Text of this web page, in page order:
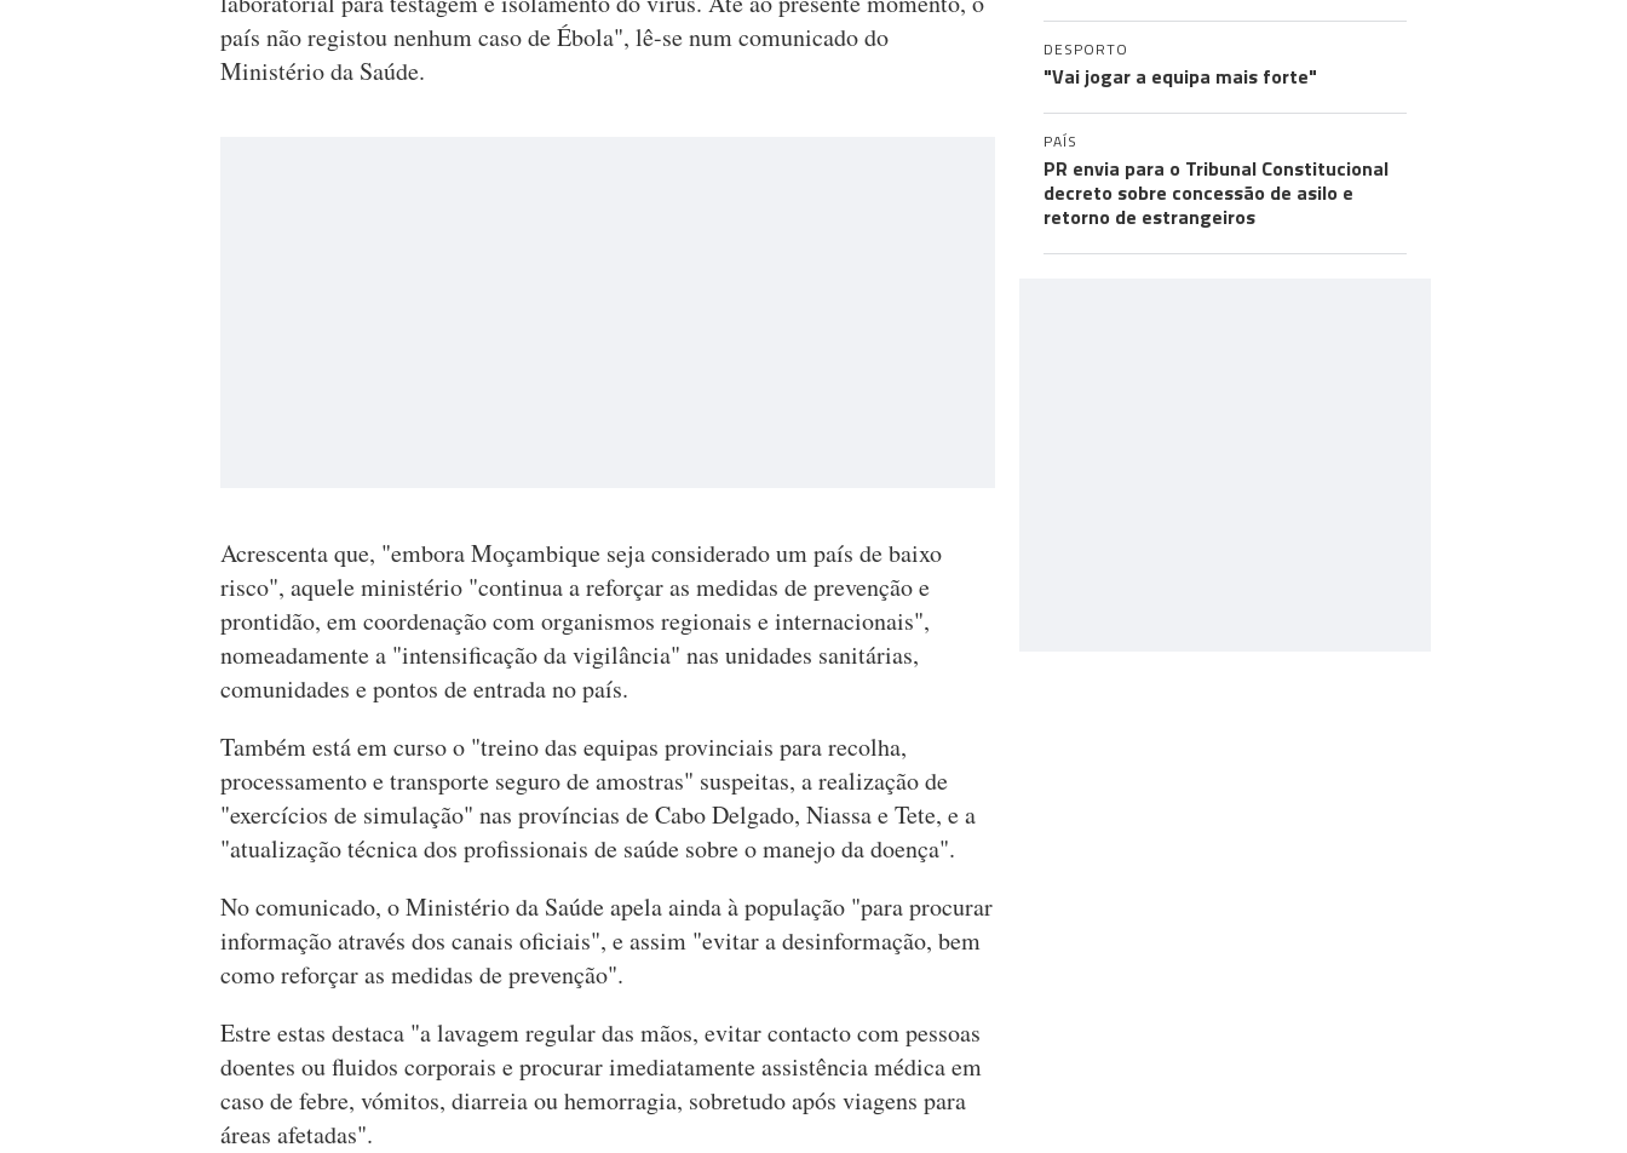
país não registou nenhum caso de Ébola", lê-se num comunicado do
Ministério da Saúde.
Acrescenta que, "embora Moçambique seja considerado um país de baixo
risco", aquele ministério "continua a reforçar as medidas de prevenção e
prontidão, em coordenação com organismos regionais e internacionais",
nomeadamente a "intensificação da vigilância" nas unidades sanitárias,
comunidades e pontos de entrada no país.
Também está em curso o "treino das equipas provinciais para recolha,
processamento e transporte seguro de amostras" suspeitas, a realização de
"exercícios de simulação" nas províncias de Cabo Delgado, Niassa e Tete, e a
"atualização técnica dos profissionais de saúde sobre o manejo da doença".
No comunicado, o Ministério da Saúde apela ainda à população "para procurar
informação através dos canais oficiais", e assim "evitar a desinformação, bem
como reforçar as medidas de prevenção".
Estre estas destaca "a lavagem regular das mãos, evitar contacto com pessoas
doentes ou fluidos corporais e procurar imediatamente assistência médica em
caso de febre, vómitos, diarreia ou hemorragia, sobretudo após viagens para
áreas afetadas".
DESPORTO
"Vai jogar a equipa mais forte"
PAÍS
PR envia para o Tribunal Constitucional
decreto sobre concessão de asilo e
retorno de estrangeiros